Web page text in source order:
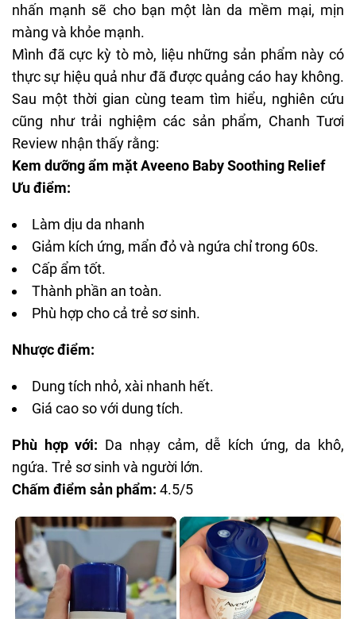
nhấn mạnh sẽ cho bạn một làn da mềm mại, mịn
màng và khỏe mạnh.
Mình đã cực kỳ tò mò, liệu những sản phẩm này có
thực sự hiệu quả như đã được quảng cáo hay không.
Sau một thời gian cùng team tìm hiểu, nghiên cứu
cũng như trải nghiệm các sản phẩm, Chanh Tươi
Review nhận thấy rằng:
Kem dưỡng ẩm mặt Aveeno Baby Soothing Relief
Ưu điểm:
Làm dịu da nhanh
Giảm kích ứng, mẩn đỏ và ngứa chỉ trong 60s.
Cấp ẩm tốt.
Thành phần an toàn.
Phù hợp cho cả trẻ sơ sinh.
Nhược điểm:
Dung tích nhỏ, xài nhanh hết.
Giá cao so với dung tích.
Phù hợp với: Da nhạy cảm, dễ kích ứng,da khô,
ngứa. Trẻ sơ sinh và người lớn.
Chấm điểm sản phẩm: 4.5/5